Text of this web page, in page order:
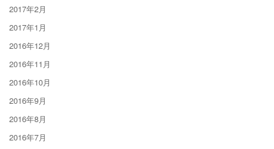
2017年2月
2017年1月
2016年12月
2016年11月
2016年10月
2016年9月
2016年8月
2016年7月